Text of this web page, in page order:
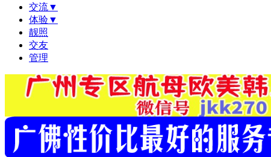
交流▼
体验▼
靓照
交友
管理